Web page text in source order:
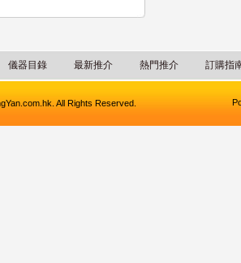
儀器目錄 最新推介 熱門推介 訂購指
All Rights Reserved.